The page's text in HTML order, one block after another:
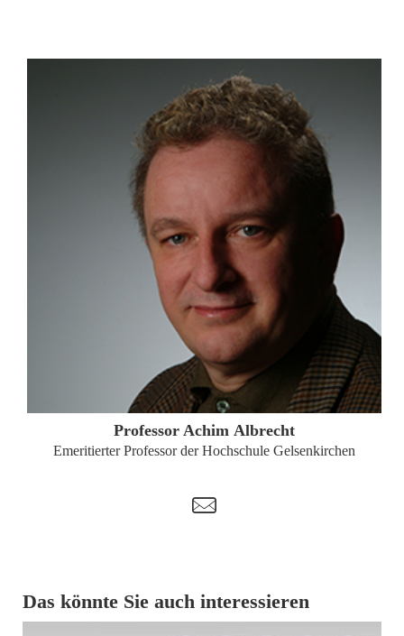
ZUM PROFIL
Professor Achim Albrecht
Emeritierter Professor der Hochschule Gelsenkirchen
t
Das könnte Sie auch interessieren